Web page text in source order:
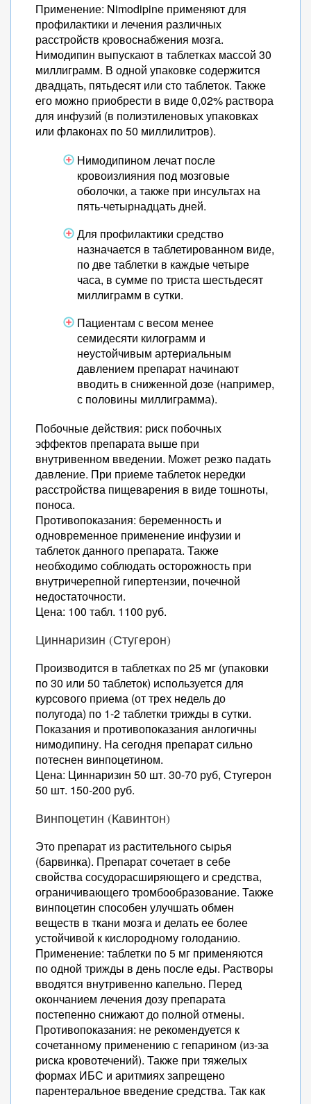
Применение: Nimodipine применяют для
профилактики и лечения различных
расстройств кровоснабжения мозга.
Нимодипин выпускают в таблетках массой 30
миллиграмм. В одной упаковке содержится
двадцать, пятьдесят или сто таблеток. Также
его можно приобрести в виде 0,02% раствора
для инфузий (в полиэтиленовых упаковках
или флаконах по 50 миллилитров).
Нимодипином лечат после
кровоизлияния под мозговые
оболочки, а также при инсультах на
пять-четырнадцать дней.
Для профилактики средство
назначается в таблетированном виде,
по две таблетки в каждые четыре
часа, в сумме по триста шестьдесят
миллиграмм в сутки.
Пациентам с весом менее
семидесяти килограмм и
неустойчивым артериальным
давлением препарат начинают
вводить в сниженной дозе (например,
с половины миллиграмма).
Побочные действия: риск побочных
эффектов препарата выше при
внутривенном введении. Может резко падать
давление. При приеме таблеток нередки
расстройства пищеварения в виде тошноты,
поноса.
Противопоказания: беременность и
одновременное применение инфузии и
таблеток данного препарата. Также
необходимо соблюдать осторожность при
внутричерепной гипертензии, почечной
недостаточности.
Цена: 100 табл. 1100 руб.
Циннаризин (Стугерон)
Производится в таблетках по 25 мг (упаковки
по 30 или 50 таблеток) используется для
курсового приема (от трех недель до
полугода) по 1-2 таблетки трижды в сутки.
Показания и противопоказания анлогичны
нимодипину. На сегодня препарат сильно
потеснен винпоцетином.
Цена: Циннаризин 50 шт. 30-70 руб, Стугерон
50 шт. 150-200 руб.
Винпоцетин (Кавинтон)
Это препарат из растительного сырья
(барвинка). Препарат сочетает в себе
свойства сосудорасширяющего и средства,
ограничивающего тромбообразование. Также
винпоцетин способен улучшать обмен
веществ в ткани мозга и делать ее более
устойчивой к кислородному голоданию.
Применение: таблетки по 5 мг применяются
по одной трижды в день после еды. Растворы
вводятся внутривенно капельно. Перед
окончанием лечения дозу препарата
постепенно снижают до полной отмены.
Противопоказания: не рекомендуется к
сочетанному применению с гепарином (из-за
риска кровотечений). Также при тяжелых
формах ИБС и аритмиях запрещено
парентеральное введение средства. Так как